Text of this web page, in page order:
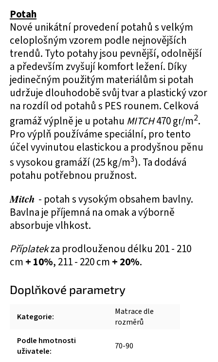
Potah
Nové unikátní provedení potahů s velkým
celoplošným vzorem podle nejnovějších
trendů. Tyto potahy jsou pevnější, odolnější
a především zvyšují komfort ležení. Díky
jedinečným použitým materiálům si potah
udržuje dlouhodobě svůj tvar a plastický vzor
na rozdíl od potahů s PES rounem. Celková
gramáž výplně je u potahu MITCH470 gr/m2.
Pro výplň používáme speciální, pro tento
účel vyvinutou elastickou a prodyšnou pěnu
s vysokou gramáží (25 kg/m3). Ta dodává
potahu potřebnou pružnost.
Mitch - potah s vysokým obsahem bavlny.
Bavlna je příjemná na omak a výborně
absorbuje vlhkost.
Příplatekza prodlouženou délku 201 - 210
cm + 10%, 211 - 220 cm + 20%.
Doplňkové parametry
Kategorie:
Matrace dle
rozměrů
Podle hmotnosti
uživatele: 70-90